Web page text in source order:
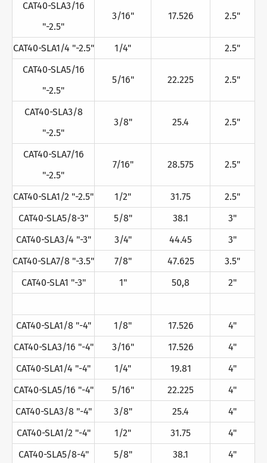
CAT40-SLA3/16
"-2.5"
3/16" 17.526 2.5"
CAT40-SLA1/4 "-2.5" 1/4"
2.5"
CAT40-SLA5/16
"-2.5"
5/16" 22.225 2.5"
CAT40-SLA3/8
"-2.5"
3/8" 25.4 2.5"
CAT40-SLA7/16
"-2.5"
7/16" 28.575 2.5"
CAT40-SLA1/2 "-2.5" 1/2" 31.75
2.5"
CAT40-SLA5/8-3"
5/8" 38.1
3"
CAT40-SLA3/4 "-3"
3/4" 44.45
3"
CAT40-SLA7/8 "-3.5"
7/8" 47.625
3.5"
CAT40-SLA1 "-3"
1" 50,8 2"
CAT40-SLA1/8 "-4" 1/8" 17.526
4"
CAT40-SLA3/16 "-4"
3/16" 17.526
4"
CAT40-SLA1/4 "-4"
1/4" 19.81
4"
CAT40-SLA5/16 "-4"
5/16" 22.225
4"
CAT40-SLA3/8 "-4"
3/8" 25.4
4"
CAT40-SLA1/2 "-4"
1/2" 31.75
4"
CAT40-SLA5/8-4"
5/8" 38.1
4"